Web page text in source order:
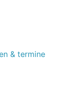
& termine